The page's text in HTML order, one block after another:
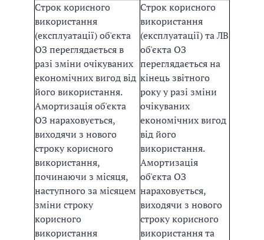
Строк корисного
використання
(експлуатації) об'єкта
ОЗ переглядається в
разі зміни очікуваних
економічних вигод від
його використання.
Амортизація об'єкта
ОЗ нараховується,
виходячи з нового
строку корисного
використання,
починаючи з місяця,
наступного за місяцем
зміни строку
корисного
використання
Строк корисного
використання
(експлуатації) та ЛВ
об'єкта ОЗ
переглядається на
кінець звітного
року у разі зміни
очікуваних
економічних вигод
від його
використання.
Амортизація
об'єкта ОЗ
нараховується,
виходячи з нового
строку корисного
використання та